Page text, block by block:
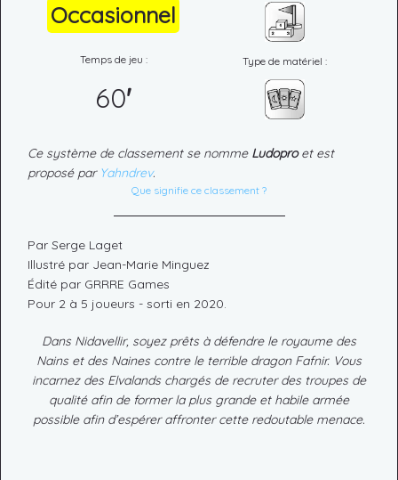
Occasionnel
Temps de jeu :
60'
Type de matériel :
Ce système de classement se nomme Ludoproet est
proposé par Yahndrev.
Que signifie ce classement ?
Par Serge Laget
Illustré par Jean-Marie Minguez
Édité par GRRRE Games
Pour 2 à 5 joueurs - sorti en 2020.
Dans Nidavellir, soyez prêts à défendre le royaume des
Nains et des Naines contre le terrible dragon Fafnir. Vous
incarnez des Elvalands chargés de recruter des troupes de
qualité afin de former la plus grande et habile armée
possible afin d’espérer affronter cette redoutable menace.